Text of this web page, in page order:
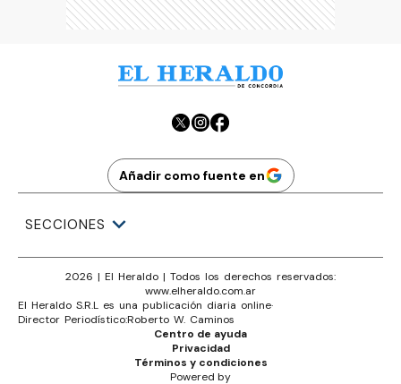
Añadir como fuente en
SECCIONES
2026 | El Heraldo | Todos los derechos reservados:
www.elheraldo.com.ar
El Heraldo S.R.L es una publicación diaria online·
Director Periodístico:Roberto W. Caminos
Términos y condiciones
Privacidad
Centro de ayuda
Powered by